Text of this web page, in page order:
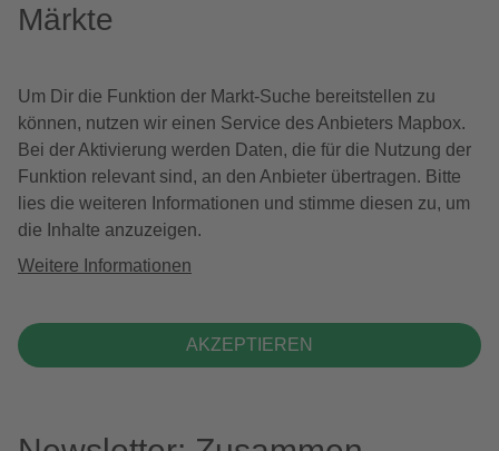
Märkte
Um Dir die Funktion der Markt-Suche bereitstellen zu
können, nutzen wir einen Service des Anbieters Mapbox.
Bei der Aktivierung werden Daten, die für die Nutzung der
Funktion relevant sind, an den Anbieter übertragen. Bitte
lies die weiteren Informationen und stimme diesen zu, um
die Inhalte anzuzeigen.
Weitere Informationen
AKZEPTIEREN